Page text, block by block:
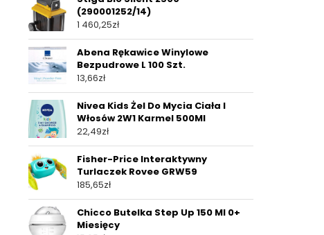
(290001252/14)
1 460,25zł
Abena Rękawice Winylowe
Bezpudrowe L 100 Szt.
13,66zł
Nivea Kids Żel Do Mycia Ciała I
Włosów 2W1 Karmel 500Ml
22,49zł
Fisher-Price Interaktywny
Turlaczek Rovee GRW59
185,65zł
Chicco Butelka Step Up 150 Ml 0+
Miesięcy